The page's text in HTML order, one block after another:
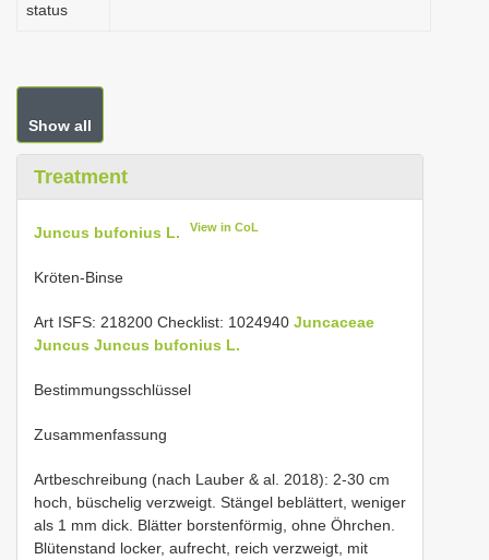
status
Show all
Treatment
Juncus bufonius L. View in CoL
Kröten-Binse
Art ISFS: 218200 Checklist: 1024940 Juncaceae
Juncus Juncus bufonius L.
Bestimmungsschlüssel
Zusammenfassung
Artbeschreibung (nach Lauber & al. 2018): 2-30 cm
hoch, büschelig verzweigt. Stängel beblättert, weniger
als 1 mm dick. Blätter borstenförmig, ohne Öhrchen.
Blütenstand locker, aufrecht, reich verzweigt, mit